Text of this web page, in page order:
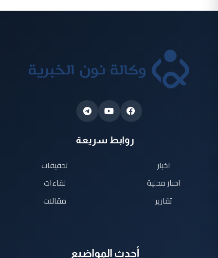
روابط سريعة
اخبار
اخبار محلية
تقارير
تحقيقات
لقاءات
مقالات
أحدث المواضيع